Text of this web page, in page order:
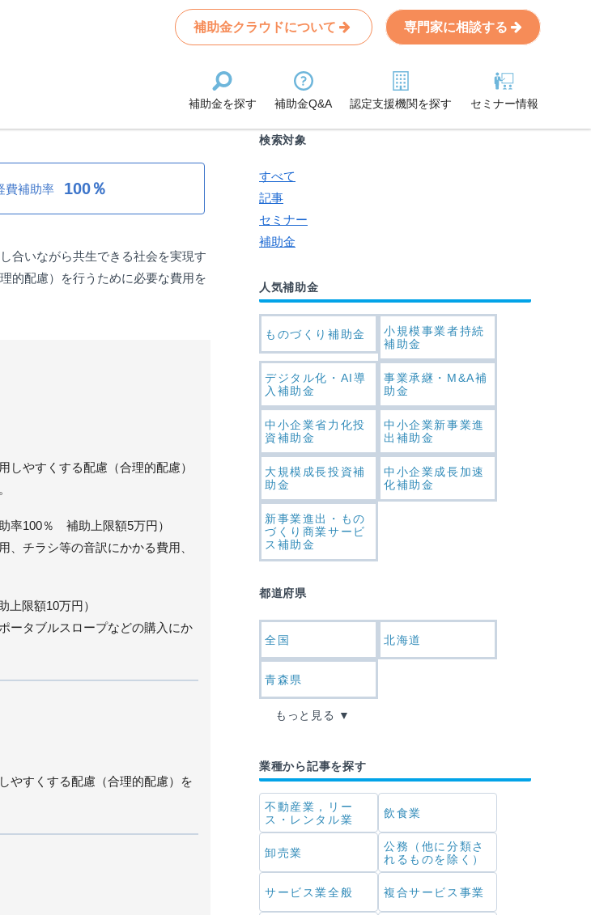
補助金クラウドについて 専門家に相談する
補助金を探す 補助金Q&A 認定支援機関を探す セミナー情報
費補助率 100％
合いながら共生できる社会を実現す
的配慮）を行うために必要な費用を
やすくする配慮（合理的配慮）
率100％ 補助上限額5万円）
チラシ等の音訳にかかる費用、
限額10万円）
ータブルスロープなどの購入にか
やすくする配慮（合理的配慮）を
Search
条件から記事を探す
検索対象
すべて
記事
セミナー
補助金
人気補助金
ものづくり補助金
小規模事業者持続
補助金
デジタル化・AI導
入補助金
事業承継・M&A補
助金
中小企業省力化投
資補助金
中小企業新事業進
出補助金
大規模成長投資補
助金
中小企業成長加速
化補助金
新事業進出・もの
づくり商業サービ
ス補助金
都道府県
全国 北海道
青森県
もっと見る
業種から記事を探す
不動産業，リー
ス・レンタル業
飲食業
卸売業
公務（他に分類さ
れるものを除く）
サービス業全般 複合サービス事業